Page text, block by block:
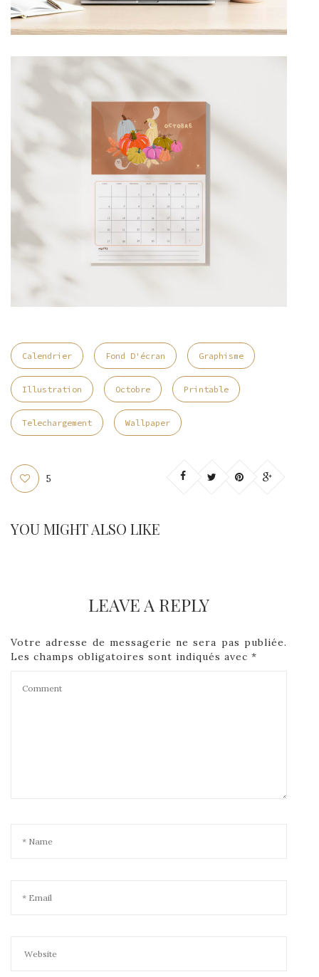
Calendrier Fond D'écran Graphisme
Illustration Octobre Printable
Telechargement Wallpaper
5
YOU MIGHT ALSO LIKE
LEAVE A REPLY
Votre adresse de messagerie ne sera pas publiée.
Les champs obligatoires sont indiqués avec *